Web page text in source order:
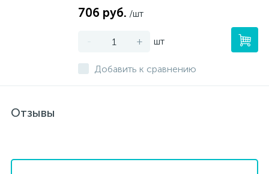
706 руб. /шт
- + шт
Добавить к сравнению
Отзывы